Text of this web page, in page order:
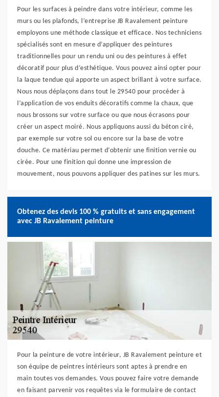
Pour les surfaces à peindre dans votre intérieur, comme les
murs ou les plafonds, l’entreprise JB Ravalement peinture
employons une méthode classique et efficace. Nos techniciens
spécialisés sont en mesure d’appliquer des peintures
traditionnelles pour un rendu uni ou des peintures à effet
décoratif pour plus d’esthétique. Vous pouvez ainsi opter pour
la laque tendue qui apporte un aspect brillant à votre surface.
Nous nous déplaçons dans tout le 29540 pour procéder à
l’application de vos enduits décoratifs comme la chaux, que
nous brossons sur votre surface ou que nous écrasons pour
créer un aspect moiré. Nous appliquons aussi du béton ciré,
par exemple sur votre sol ou encore sur la base de votre
douche. Ce matériau permet d’obtenir une finition vernie ou
cirée. Pour une finition qui donne une impression de
mouvement, nous pouvons appliquer des patines sur les murs.
Obtenez des devis 100 % gratuits et sans engagement
avec JB Ravalement peinture
Pour la peinture de votre intérieur, JB Ravalement peinture et
son équipe de peintres intérieurs sont aptes à prendre en
main toutes vos demandes. Vous pouvez faire votre demande
en faisant parvenir vos requêtes via le formulaire de contact